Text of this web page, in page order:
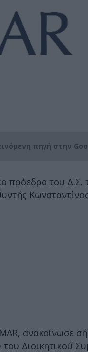
πηγή στην
πρόεδρο του Δ.Σ.
ανακοίνωσε
Διοικητικού